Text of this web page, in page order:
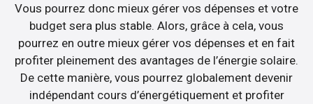
Vous pourrez donc mieux gérer vos dépenses et votre
budget sera plus stable. Alors, grâce à cela, vous
pourrez en outre mieux gérer vos dépenses et en fait
profiter pleinement des avantages de l’énergie solaire.
De cette manière, vous pourrez globalement devenir
indépendant cours d’énergétiquement et profiter